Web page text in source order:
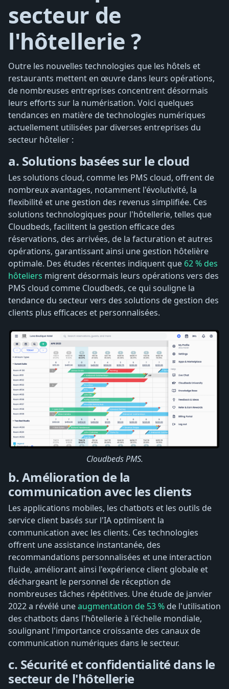
secteur de
l'hôtellerie ?
Outre les nouvelles technologies que les hôtels et
restaurants mettent en œuvre dans leurs opérations,
de nombreuses entreprises concentrent désormais
leurs efforts sur la numérisation. Voici quelques
tendances en matière de technologies numériques
actuellement utilisées par diverses entreprises du
secteur hôtelier :
a. Solutions basées sur le cloud
Les solutions cloud, comme les PMS cloud, offrent de
nombreux avantages, notamment l'évolutivité, la
flexibilité et une gestion des revenus simplifiée. Ces
solutions technologiques pour l'hôtellerie, telles que
Cloudbeds, facilitent la gestion efficace des
réservations, des arrivées, de la facturation et autres
opérations, garantissant ainsi une gestion hôtelière
optimale. Des études récentes indiquent que 62 % des
hôteliers migrent désormais leurs opérations vers des
PMS cloud comme Cloudbeds, ce qui souligne la
tendance du secteur vers des solutions de gestion des
clients plus efficaces et personnalisées.
Cloudbeds PMS.
b. Amélioration de la
communication avec les clients
Les applications mobiles, les chatbots et les outils de
service client basés sur l'IA optimisent la
communication avec les clients. Ces technologies
offrent une assistance instantanée, des
recommandations personnalisées et une interaction
fluide, améliorant ainsi l'expérience client globale et
déchargeant le personnel de réception de
nombreuses tâches répétitives. Une étude de janvier
2022 a révélé uneaugmentation de 53 % de l'utilisation
des chatbots dans l'hôtellerie à l'échelle mondiale,
soulignant l'importance croissante des canaux de
communication numériques dans le secteur.
c. Sécurité et confidentialité dans le
secteur de l'hôtellerie